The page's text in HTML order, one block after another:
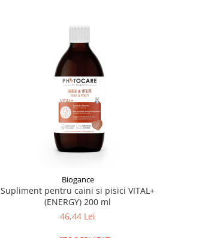
Biogance
Supliment pentru caini si pisici VITAL+
(ENERGY) 200 ml
46,44 Lei